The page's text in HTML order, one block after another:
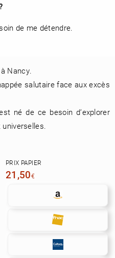
Nancy.
salutaire face aux excès
né de ce besoin d’explorer
PRIX PAPIER
21,50€
de me détendre.